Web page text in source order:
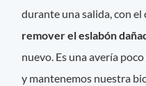
durante una salida, con el
remover el eslabón
nuevo. Es una avería
y mantenemos nuestra